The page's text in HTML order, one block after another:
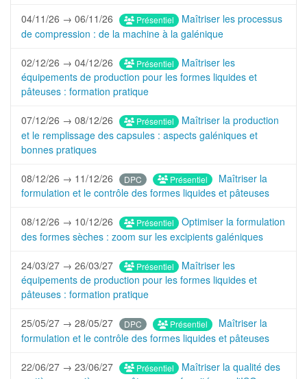
04/11/26 → 06/11/26 Présentiel
Maîtriser les processus
de compression : de la machine à la galénique
02/12/26 → 04/12/26 Présentiel
Maîtriser les
équipements de production pour les formes liquides et
pâteuses : formation pratique
07/12/26 → 08/12/26 Présentiel
Maîtriser la production
et le remplissage des capsules : aspects galéniques et
bonnes pratiques
08/12/26 → 11/12/26 DPC Présentiel
Maîtriser la
formulation et le contrôle des formes liquides et pâteuses
08/12/26 → 10/12/26 Présentiel
Optimiser la formulation
des formes sèches : zoom sur les excipients galéniques
24/03/27 → 26/03/27 Présentiel
Maîtriser les
équipements de production pour les formes liquides et
pâteuses : formation pratique
25/05/27 → 28/05/27 DPC Présentiel
Maîtriser la
formulation et le contrôle des formes liquides et pâteuses
22/06/27 → 23/06/27 Présentiel
Maîtriser la qualité des